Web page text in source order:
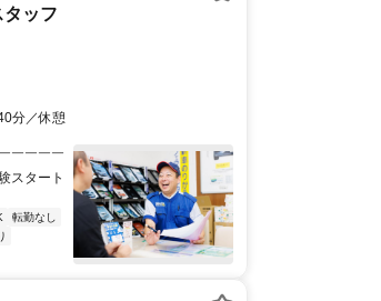
ッフ
分／休憩
￣￣￣￣
スタート
転勤なし